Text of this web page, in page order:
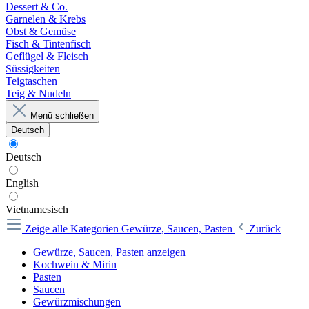
Dessert & Co.
Garnelen & Krebs
Obst & Gemüse
Fisch & Tintenfisch
Geflügel & Fleisch
Süssigkeiten
Teigtaschen
Teig & Nudeln
Menü schließen
Deutsch
Deutsch
English
Vietnamesisch
Zeige alle Kategorien Gewürze, Saucen, Pasten
Zurück
Gewürze, Saucen, Pasten anzeigen
Kochwein & Mirin
Pasten
Saucen
Gewürzmischungen